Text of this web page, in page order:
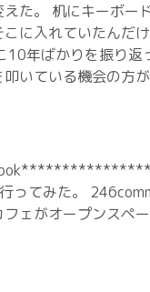
た。 机にキーボー
に入れていたんだ
10年ばかりを振り返
いている機会の方
ってみた。
ェがオープンスペ